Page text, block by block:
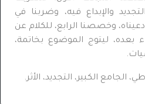
والإبداع فيه، وضربنا في
وخصصنا الرابع، للكلام عن
بعده، ليتوج الموضوع بخاتمة،
الجامع الكبير، التجديد، الأثر.